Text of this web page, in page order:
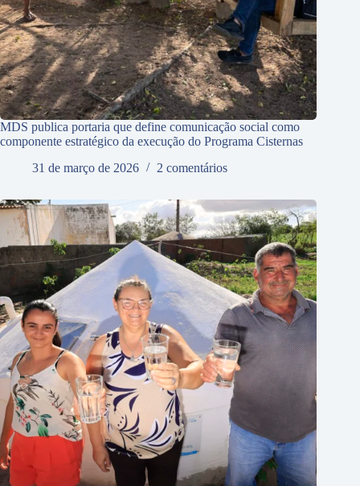
MDS publica portaria que define comunicação social como
componente estratégico da execução do Programa Cisternas
31 de março de 2026
2 comentários